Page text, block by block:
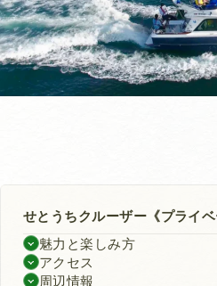
せとうちクルーザー《プライベ
魅力と楽しみ方
アクセス
周辺情報